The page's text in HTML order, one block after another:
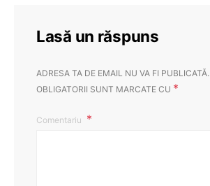
Lasă un răspuns
ADRESA TA DE EMAIL NU VA FI PUBLICATĂ.
OBLIGATORII SUNT MARCATE CU *
Comentariu